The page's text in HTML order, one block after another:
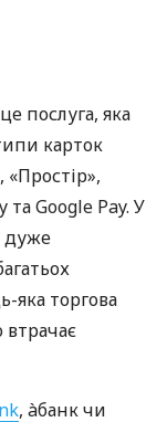
послуга, яка
карток
Google Pay. У
дуже
яка торгова
втрачає
, àбанк чи